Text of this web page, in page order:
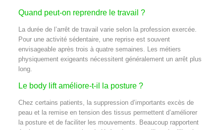
Quand peut-on reprendre le travail ?
La durée de l’arrêt de travail varie selon la profession exercée.
Pour une activité sédentaire, une reprise est souvent
envisageable après trois à quatre semaines. Les métiers
physiquement exigeants nécessitent généralement un arrêt plus
long.
Le body lift améliore-t-il la posture ?
Chez certains patients, la suppression d’importants excès de
peau et la remise en tension des tissus permettent d’améliorer
la posture et de faciliter les mouvements. Beaucoup rapportent